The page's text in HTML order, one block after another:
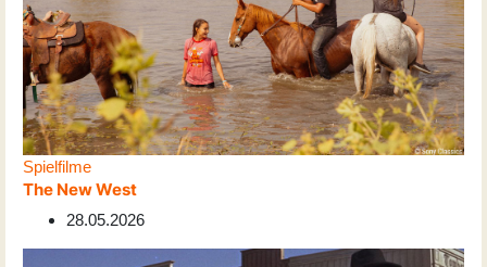
Spielfilme
The New West
28.05.2026